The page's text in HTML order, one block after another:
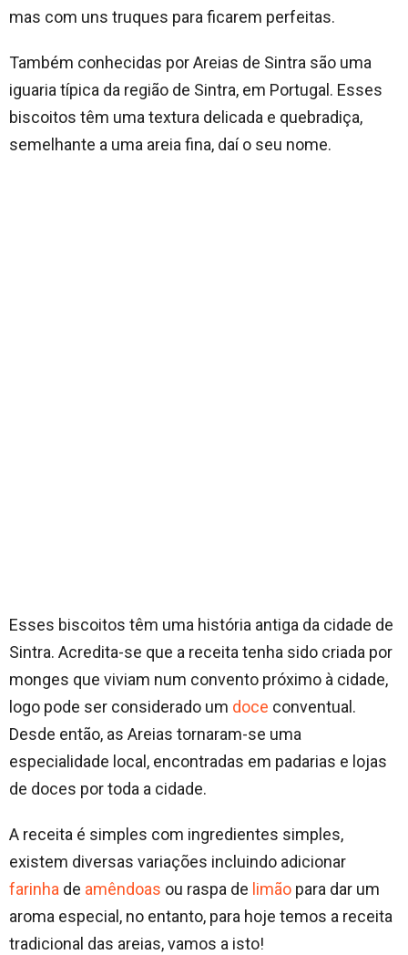
mas com uns truques para ficarem perfeitas.
Também conhecidas por Areias de Sintra são uma
iguaria típica da região de Sintra, em Portugal. Esses
biscoitos têm uma textura delicada e quebradiça,
semelhante a uma areia fina, daí o seu nome.
Esses biscoitos têm uma história antiga da cidade de
Sintra. Acredita-se que a receita tenha sido criada por
monges que viviam num convento próximo à cidade,
logo pode ser considerado um doce conventual.
Desde então, as Areias tornaram-se uma
especialidade local, encontradas em padarias e lojas
de doces por toda a cidade.
A receita é simples com ingredientes simples,
existem diversas variações incluindo adicionar
farinha de amêndoas ou raspa de limão para dar um
aroma especial, no entanto, para hoje temos a receita
tradicional das areias, vamos a isto!